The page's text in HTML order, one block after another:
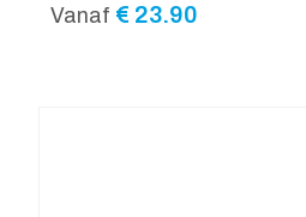
Vanaf € 23.90